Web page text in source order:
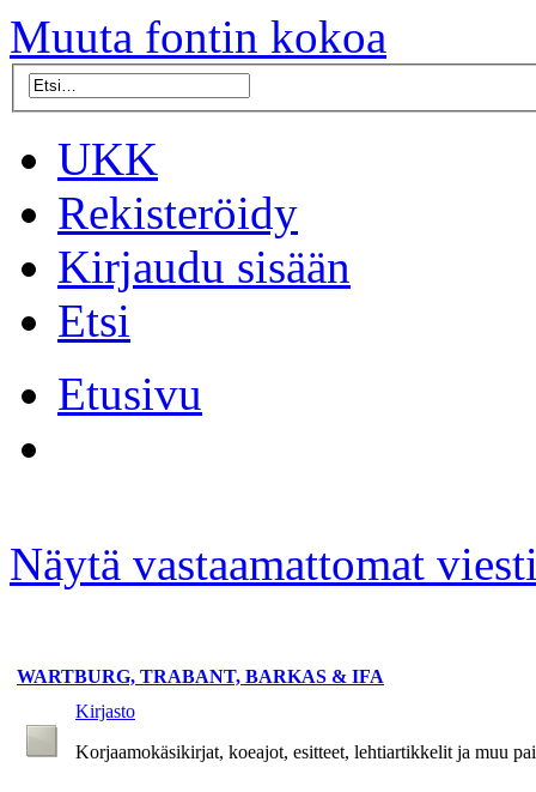
Muuta fontin kokoa
UKK
Rekisteröidy
Kirjaudu sisään
Etsi
Etusivu
Näytä vastaamattomat
WARTBURG, TRABANT, BARKAS & IFA
Kirjasto
Korjaamokäsikirjat, koeajot, esitteet, lehtiartikkelit ja muu